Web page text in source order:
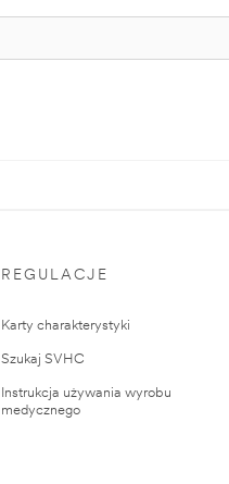
REGULACJE
Karty charakterystyki
Szukaj SVHC
Instrukcja używania wyrobu
medycznego